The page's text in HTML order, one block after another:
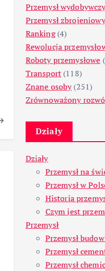
Przemysł
Przemysł zbrojeniowy
Ranking(4)
Rewolucja
Roboty przemysłowe
Transport (118)
Znane osoby(251)
Zrównoważony
Działy
Działy
Przemysł na
Przemysł w
Historia
Czym jest
Przemysł
Przemysł
Przemysł
Przemysł